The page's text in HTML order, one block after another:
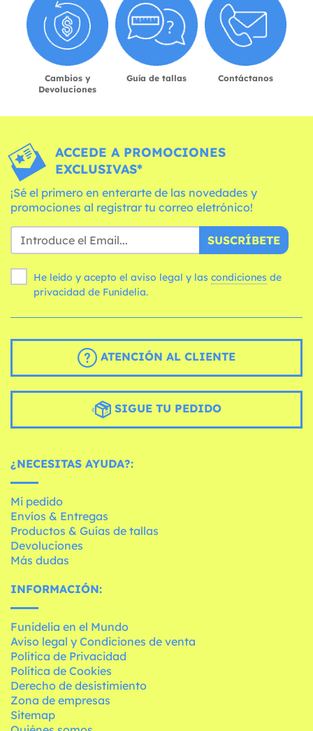
Cambios y
Devoluciones
Guía de tallas Contáctanos
ACCEDE A PROMOCIONES
EXCLUSIVAS*
¡Sé el primero en enterarte de las novedades y
promociones al registrar tu correo eletrónico!
SUSCRÍBETE
He leído y acepto el aviso legal y las condiciones
privacidad de Funidelia.
ATENCIÓN AL CLIENTE
SIGUE TU PEDIDO
¿NECESITAS AYUDA?:
Mi pedido
Envíos & Entregas
Productos & Guías de tallas
Devoluciones
Más dudas
INFORMACIÓN:
Funidelia en el Mundo
Aviso legal y Condiciones de venta
Política de Privacidad
Política de Cookies
Derecho de desistimiento
Zona de empresas
Sitemap